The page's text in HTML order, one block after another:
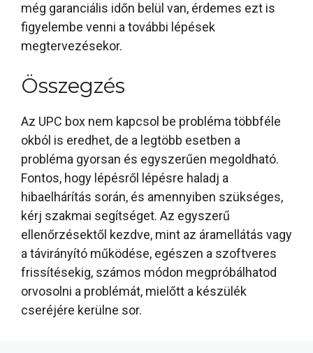
még garanciális időn belül van, érdemes ezt is
figyelembe venni a további lépések
megtervezésekor.
Összegzés
Az UPC box nem kapcsol be probléma többféle
okból is eredhet, de a legtöbb esetben a
probléma gyorsan és egyszerűen megoldható.
Fontos, hogy lépésről lépésre haladj a
hibaelhárítás során, és amennyiben szükséges,
kérj szakmai segítséget. Az egyszerű
ellenőrzésektől kezdve, mint az áramellátás vagy
a távirányító működése, egészen a szoftveres
frissítésekig, számos módon megpróbálhatod
orvosolni a problémát, mielőtt a készülék
cseréjére kerülne sor.